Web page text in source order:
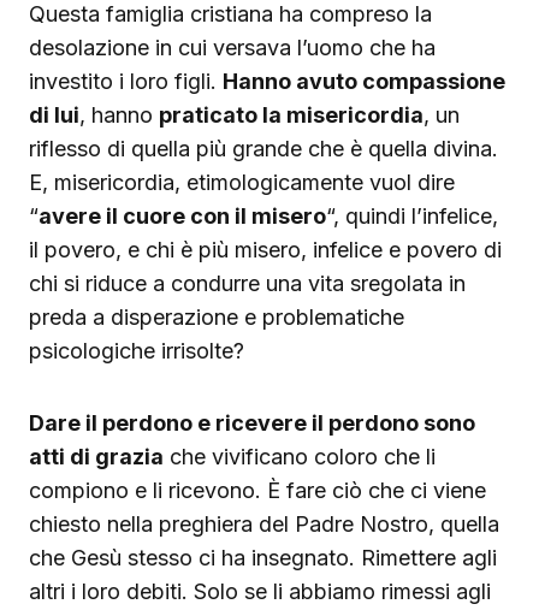
Questa famiglia cristiana ha compreso la
desolazione in cui versava l’uomo che ha
investito i loro figli. Hanno avuto compassione
di lui, hanno praticato la misericordia, un
riflesso di quella più grande che è quella divina.
E, misericordia, etimologicamente vuol dire
“avere il cuore con il misero“, quindi l’infelice,
il povero, e chi è più misero, infelice e povero di
chi si riduce a condurre una vita sregolata in
preda a disperazione e problematiche
psicologiche irrisolte?
Dare il perdono e ricevere il perdono sono
atti di grazia che vivificano coloro che li
compiono e li ricevono. È fare ciò che ci viene
chiesto nella preghiera del Padre Nostro, quella
che Gesù stesso ci ha insegnato. Rimettere agli
altri i loro debiti. Solo se li abbiamo rimessi agli